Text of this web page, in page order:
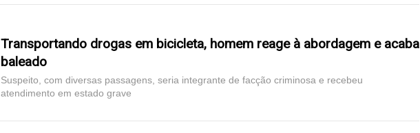
Transportando drogas em bicicleta, homem reage à abordagem e acaba
baleado
Suspeito, com diversas passagens, seria integrante de facção criminosa e recebeu
atendimento em estado grave